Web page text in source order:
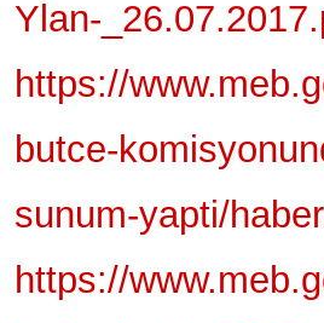
Ylan-
https://
butce-
sunum-yapti/
https://